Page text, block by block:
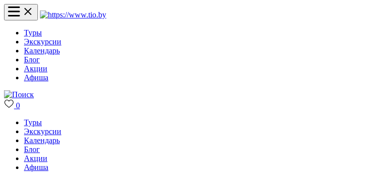
Туры
Экскурсии
Календарь
Блог
Акции
Афиша
0
Туры
Экскурсии
Календарь
Блог
Акции
Афиша